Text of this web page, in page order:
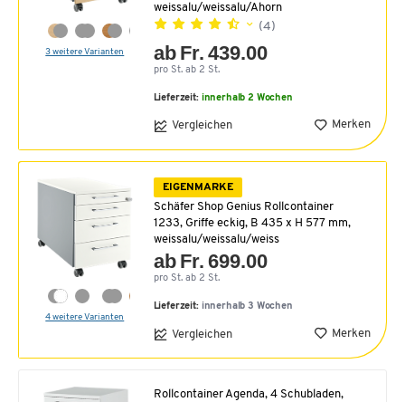
3 weitere Varianten
weissalu/weissalu/Ahorn
(4)
ab Fr. 439.00
pro St. ab 2 St.
Lieferzeit: innerhalb 2 Wochen
Vergleichen Merken
4 weitere Varianten
EIGENMARKE
Schäfer Shop Genius Rollcontainer
1233, Griffe eckig, B 435 x H 577 mm,
weissalu/weissalu/weiss
ab Fr. 699.00
pro St. ab 2 St.
Lieferzeit: innerhalb 3 Wochen
Vergleichen Merken
Rollcontainer Agenda, 4 Schubladen,